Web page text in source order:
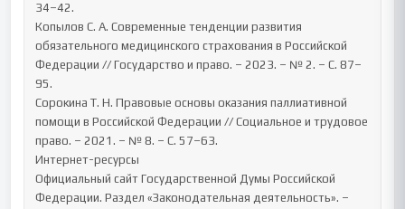
34–42.
Копылов С. А. Современные тенденции развития
обязательного медицинского страхования в Российской
Федерации // Государство и право. – 2023. – № 2. – С. 87–
95.
Сорокина Т. Н. Правовые основы оказания паллиативной
помощи в Российской Федерации // Социальное и трудовое
право. – 2021. – № 8. – С. 57–63.
Интернет-ресурсы
Официальный сайт Государственной Думы Российской
Федерации. Раздел «Законодательная деятельность». –